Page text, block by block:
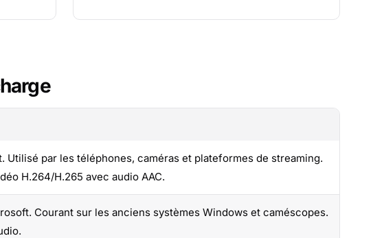
Utilisé par les téléphones, caméras et plateformes de streaming.
H.264/H.265 avec audio AAC.
Courant sur les anciens systèmes Windows et caméscopes.